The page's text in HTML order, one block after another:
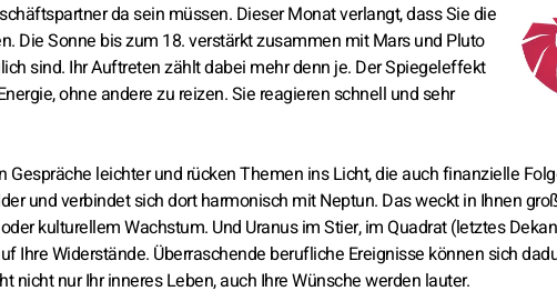
da sein müssen. Dieser Monat verlangt, dass Sie die
Die Sonne bis zum 18. verstärkt zusammen mit Mars und Pluto
sind. Ihr Auftreten zählt dabei mehr denn je. Der Spiegeleffekt
ohne andere zu reizen. Sie reagieren schnell und sehr
leichter und rücken Themen ins Licht, die auch finanzielle
und verbindet sich dort harmonisch mit Neptun. Das weckt in Ihnen
kulturellem Wachstum. Und Uranus im Stier, im Quadrat (letztes
Ihre Widerstände. Überraschende berufliche Ereignisse können sich
nicht nur Ihr inneres Leben, auch Ihre Wünsche werden lauter.